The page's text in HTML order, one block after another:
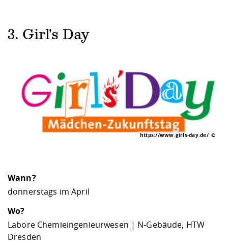
3. Girl's Day
Wann?
donnerstags im April
Wo?
Labore Chemieingenieurwesen | N-Gebäude, HTW
Dresden
https://www.girls-day.de/